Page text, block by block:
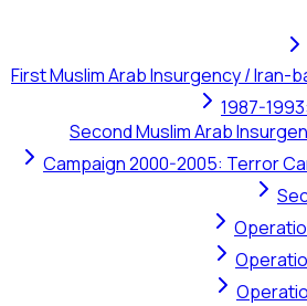
First Muslim Arab Insurgency / Iran-
1987-
Second Muslim Arab
Campaign 2000-2005: Terror